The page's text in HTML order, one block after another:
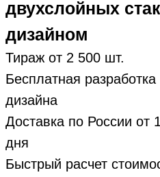
двухслойных
дизайном
Тираж от 2 500 шт.
Бесплатная разработка
дизайна
Доставка по России от 1
дня
Быстрый расчет